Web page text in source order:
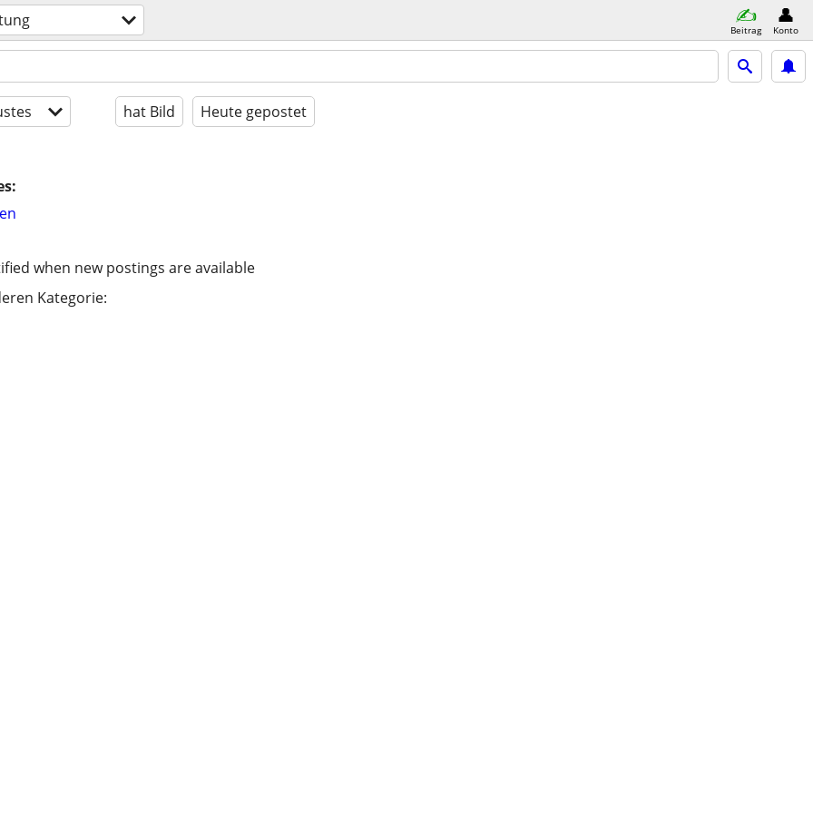
Beitrag Konto
hat Bild Heute gepostet
when new postings are available
Kategorie: